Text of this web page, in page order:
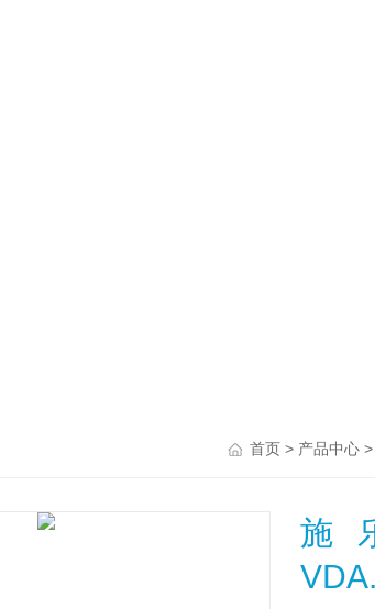
首页> 产品中心>
施